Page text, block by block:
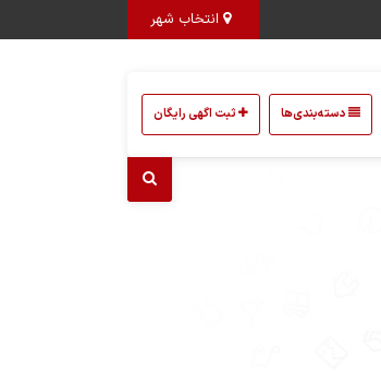
انتخاب شهر
دسته‌بندی‌ها ثبت اگهی رایگان